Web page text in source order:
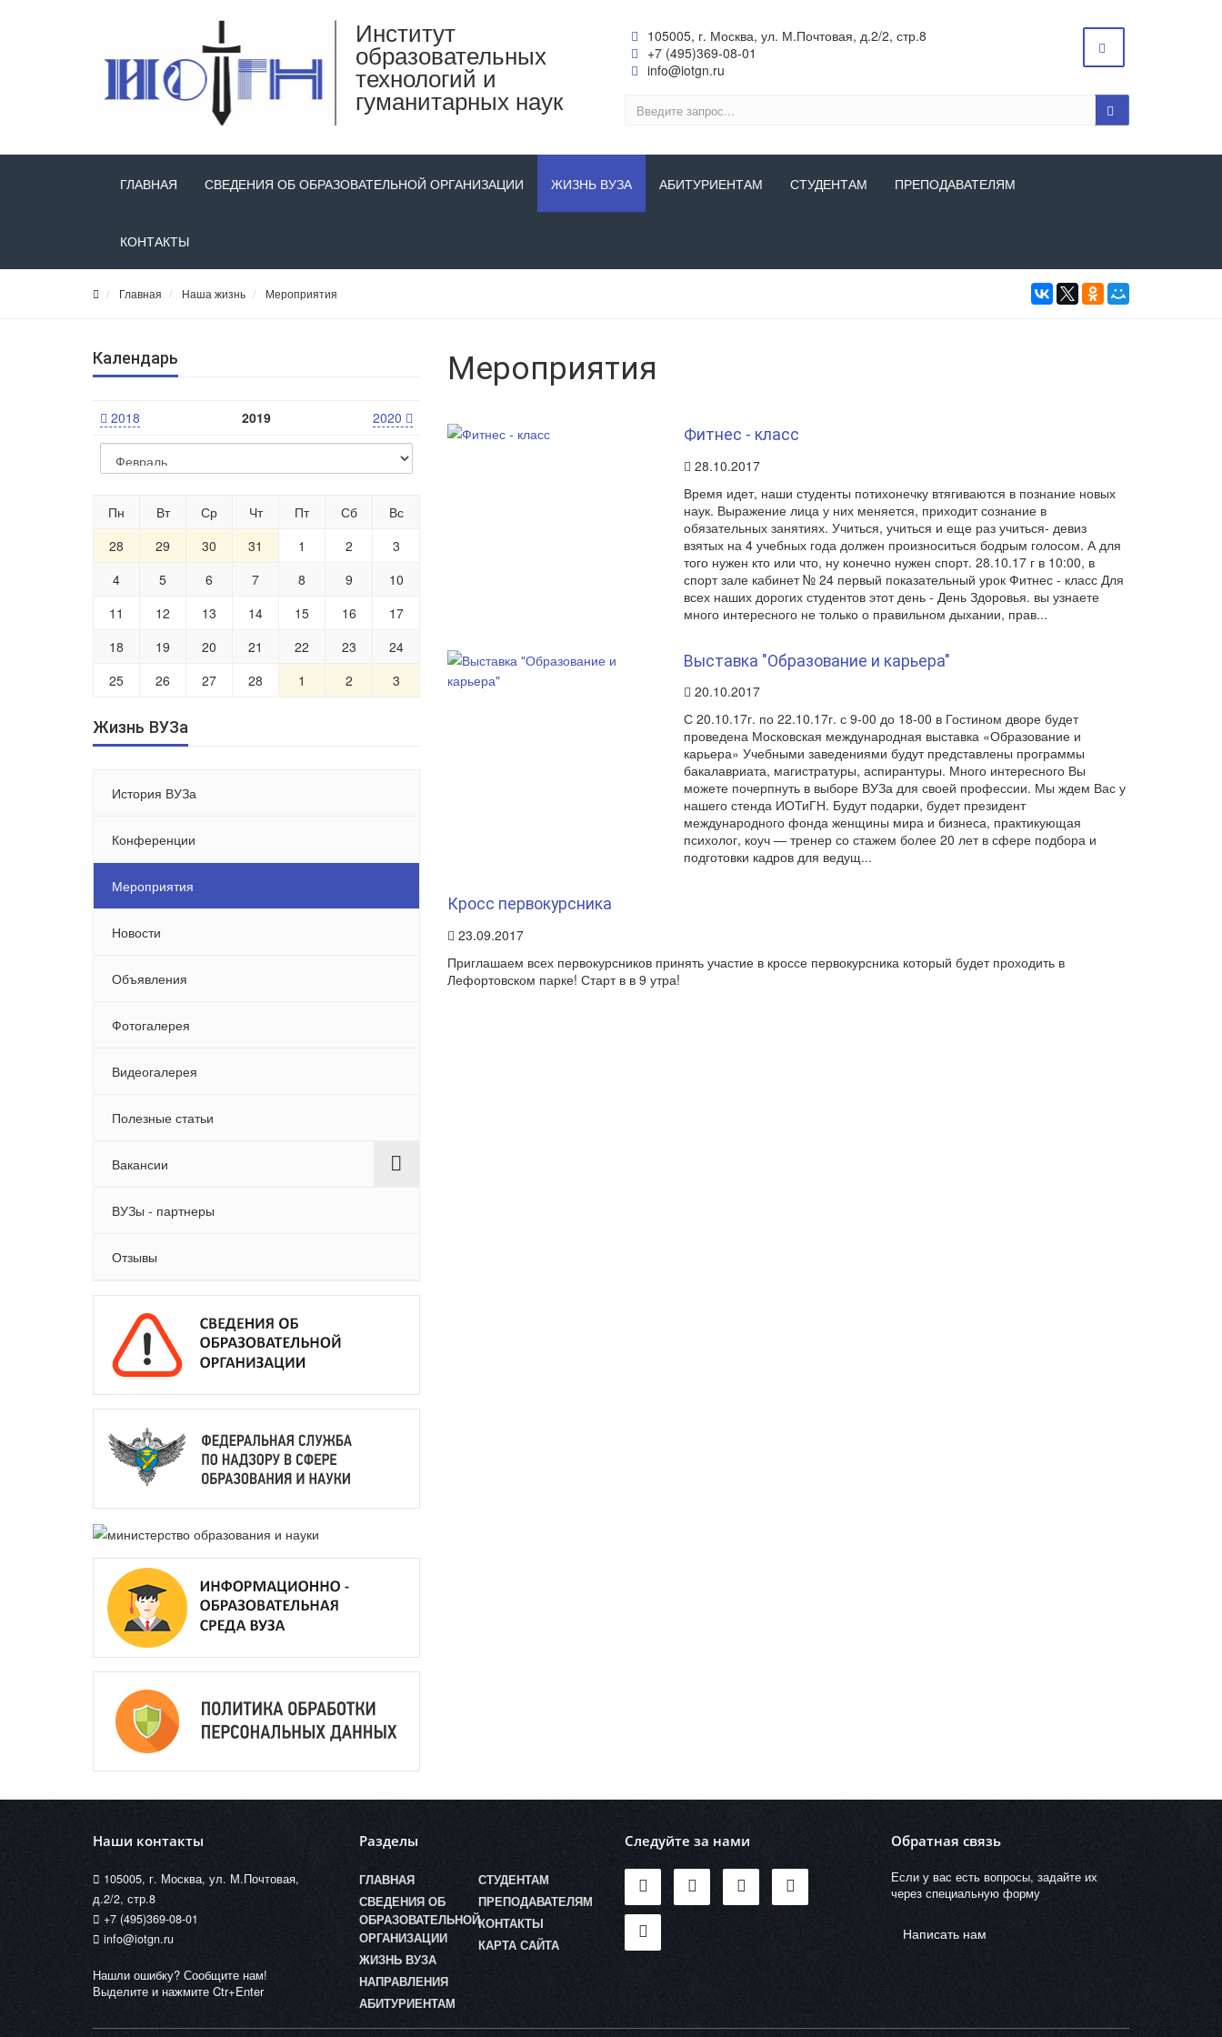
Институт
образовательных
технологий и
гуманитарных наук
105005, г. Москва, ул. М.Почтовая, д.2/2, стр.8
+7 (495)369-08-01
info@iotgn.ru
ГЛАВНАЯ СВЕДЕНИЯ ОБ ОБРАЗОВАТЕЛЬНОЙ ОРГАНИЗАЦИИ ЖИЗНЬ ВУЗА АБИТУРИЕНТАМ СТУДЕНТАМ ПРЕПОДАВАТЕЛЯМ
КОНТАКТЫ
Главная Наша жизнь Мероприятия
Календарь
2018 2019 2020
Пн Вт Ср Чт Пт Сб
Вс
28
29 30 31 1 2
3
4
5 6 7 8 9
10
11
12 13 14 15 16
17
18
19 20 21 22 23
24
25
26 27 28 1 2 3
Жизнь ВУЗа
История ВУЗа
Конференции
Мероприятия
Новости
Объявления
Фотогалерея
Видеогалерея
Полезные статьи
Вакансии
ВУЗы - партнеры
Отзывы
Мероприятия
Фитнес - класс
28.10.2017
Время идет, наши студенты потихонечку втягиваются в познание новых
наук. Выражение лица у них меняется, приходит сознание в
обязательных занятиях. Учиться, учиться и еще раз учиться- девиз
взятых на 4 учебных года должен произноситься бодрым голосом. А для
того нужен кто или что, ну конечно нужен спорт. 28.10.17 г в 10:00, в
спорт зале кабинет № 24 первый показательный урок Фитнес - класс Для
всех наших дорогих студентов этот день - День Здоровья. вы узнаете
много интересного не только о правильном дыхании, прав...
Выставка "Образование и карьера"
20.10.2017
С 20.10.17г. по 22.10.17г. с 9-00 до 18-00 в Гостином дворе будет
проведена Московская международная выставка «Образование и
карьера» Учебными заведениями будут представлены программы
бакалавриата, магистратуры, аспирантуры. Много интересного Вы
можете почерпнуть в выборе ВУЗа для своей профессии. Мы ждем Вас у
нашего стенда ИОТиГН. Будут подарки, будет президент
международного фонда женщины мира и бизнеса, практикующая
психолог, коуч — тренер со стажем более 20 лет в сфере подбора и
подготовки кадров для ведущ...
Кросс первокурсника
23.09.2017
Приглашаем всех первокурсников принять участие в кроссе первокурсника который будет проходить в
Лефортовском парке! Старт в в 9 утра!
Наши контакты
105005, г. Москва, ул. М.Почтовая,
д.2/2, стр.8
+7 (495)369-08-01
info@iotgn.ru
Нашли ошибку? Сообщите нам!
Выделите и нажмите Ctr+Enter
Разделы
ГЛАВНАЯ
СВЕДЕНИЯ ОБ
ОБРАЗОВАТЕЛЬНОЙ
ОРГАНИЗАЦИИ
ЖИЗНЬ ВУЗА
НАПРАВЛЕНИЯ
АБИТУРИЕНТАМ
СТУДЕНТАМ
ПРЕПОДАВАТЕЛЯМ
КОНТАКТЫ
КАРТА САЙТА
Следуйте за нами Обратная связь
Если у вас есть вопросы, задайте их
через специальную форму
Написать нам